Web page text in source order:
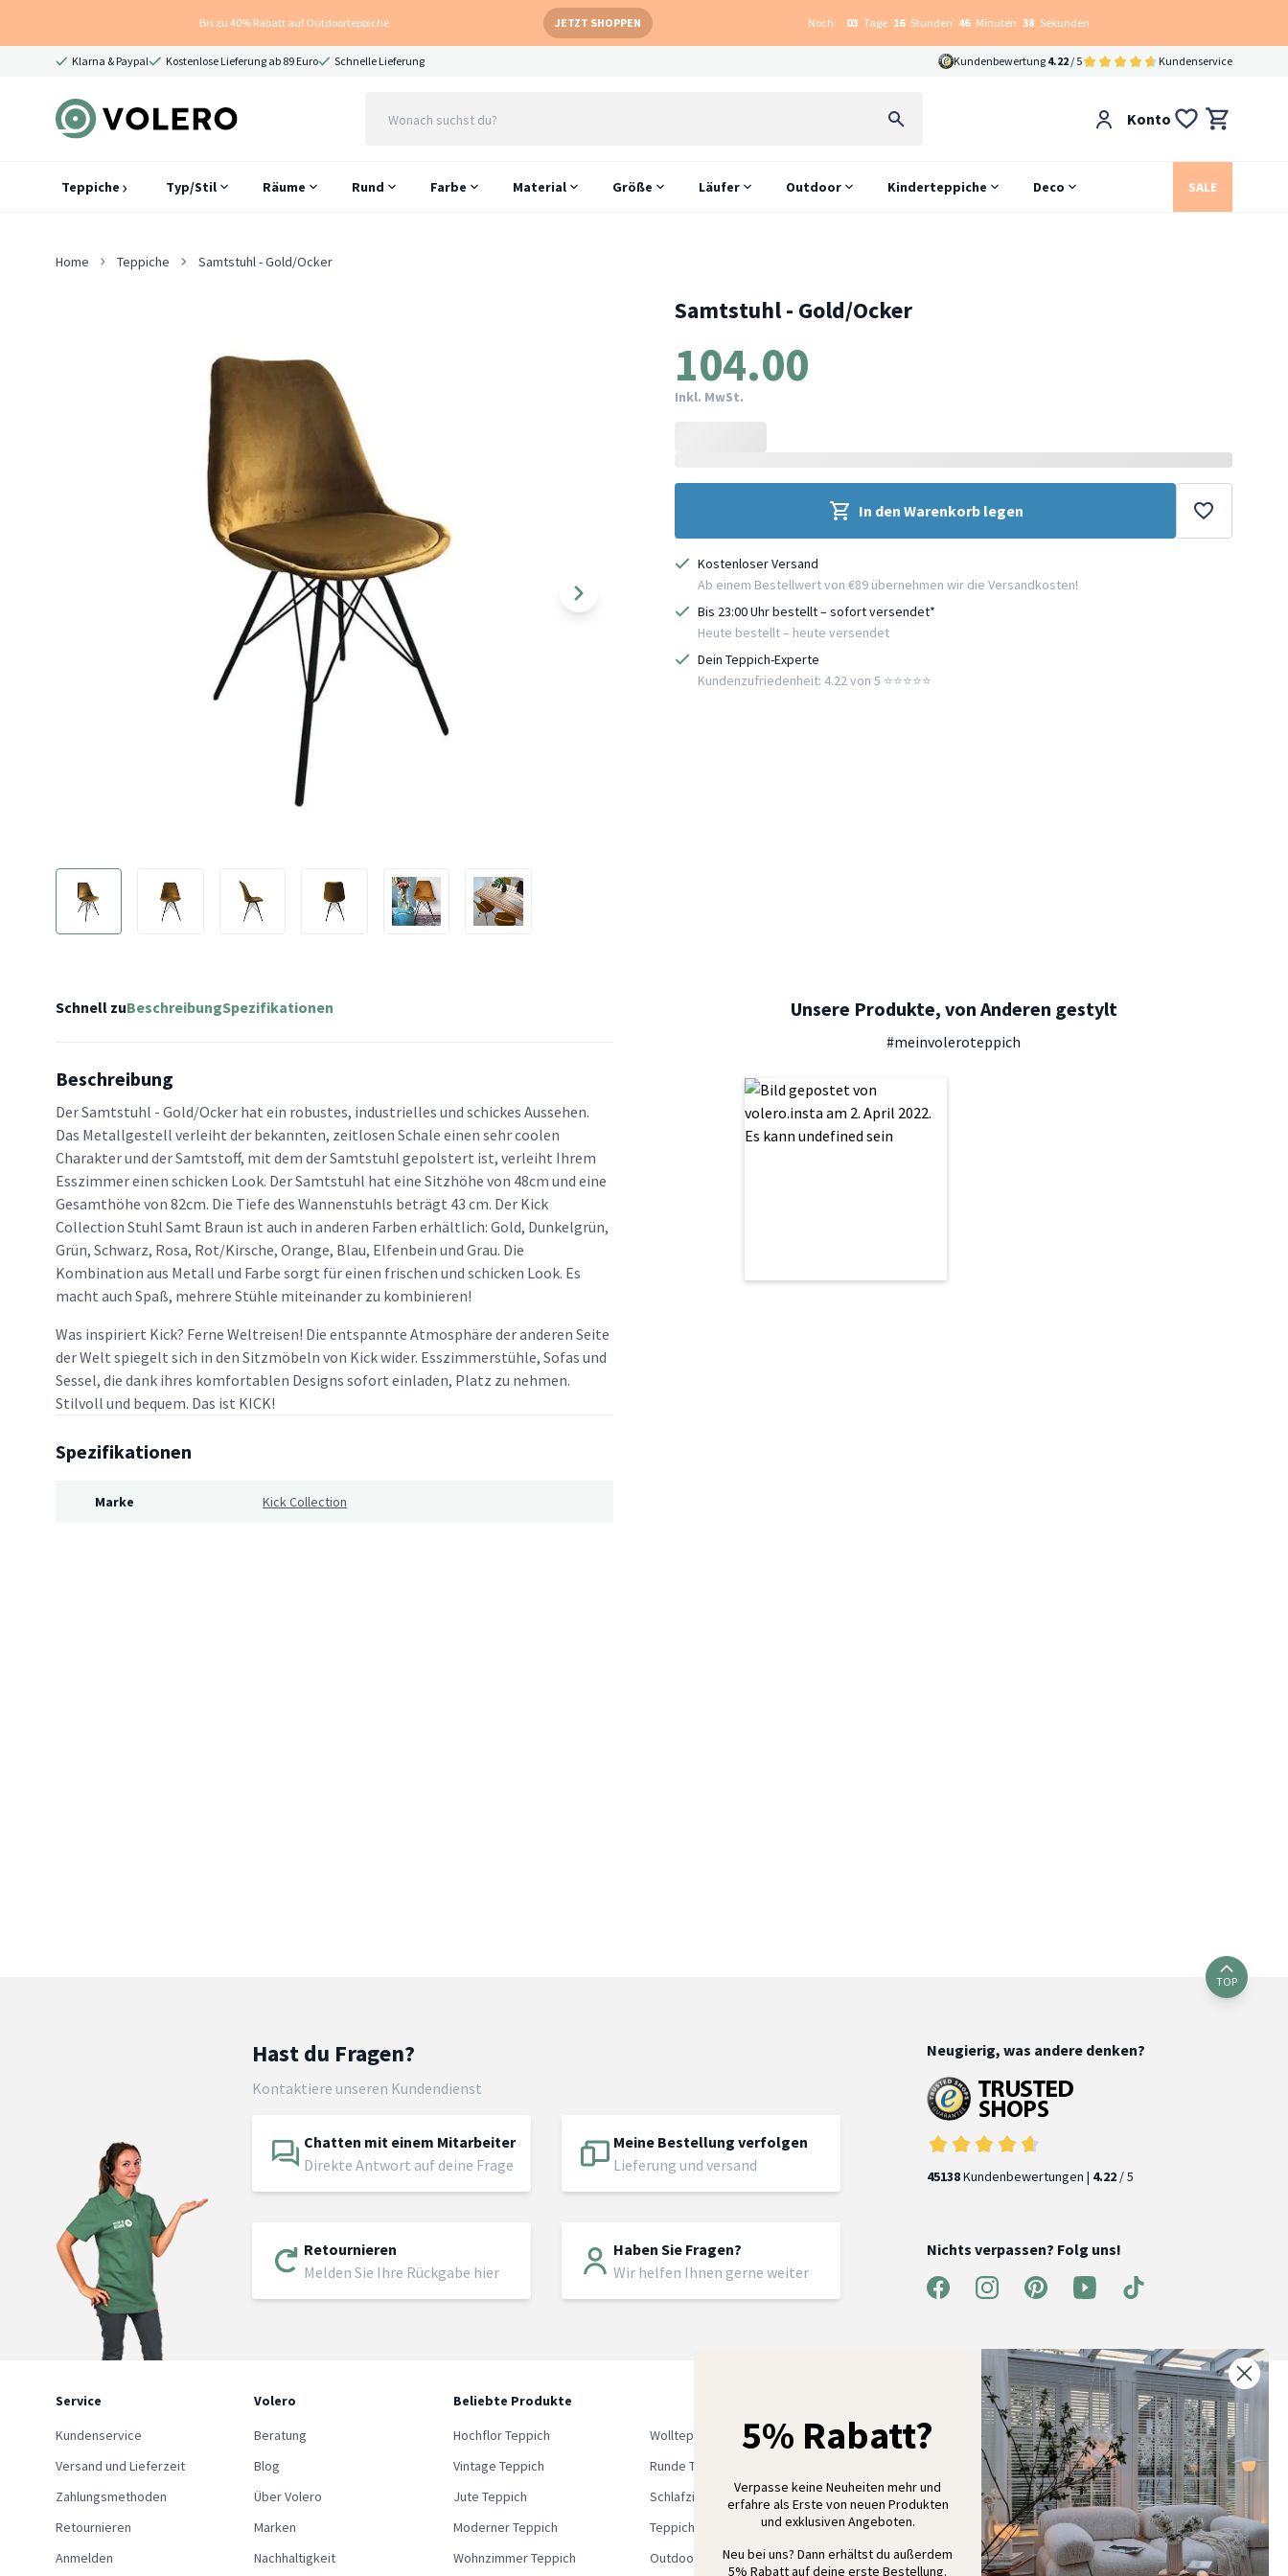
Bis zu 40% Rabatt auf Outdoorteppiche JETZT SHOPPEN Noch: 03 Tage 16 Stunden 46 Minuten 37 Sekunden
Klarna & Paypal Kostenlose Lieferung ab 89 Euro Schnelle Lieferung Kundenbewertung 4.22 / 5 Kundenservice
Konto
Teppiche Typ/Stil Räume Rund Farbe Material Größe Läufer Outdoor Kinderteppiche Deco SALE
Home Teppiche Samtstuhl - Gold/Ocker
Samtstuhl - Gold/Ocker
104.00
Inkl. MwSt.
In den Warenkorb legen
Kostenloser Versand
Ab einem Bestellwert von €89 übernehmen wir die Versandkosten!
Bis 23:00 Uhr bestellt – sofort versendet*
Heute bestellt – heute versendet
Dein Teppich-Experte
Kundenzufriedenheit: 4.22 von 5 ⭐️⭐️⭐️⭐️⭐️
Schnell zuBeschreibungSpezifikationen
Beschreibung
Der Samtstuhl - Gold/Ocker hat ein robustes, industrielles und schickes Aussehen.
Das Metallgestell verleiht der bekannten, zeitlosen Schale einen sehr coolen
Charakter und der Samtstoff, mit dem der Samtstuhl gepolstert ist, verleiht Ihrem
Esszimmer einen schicken Look. Der Samtstuhl hat eine Sitzhöhe von 48cm und eine
Gesamthöhe von 82cm. Die Tiefe des Wannenstuhls beträgt 43 cm. Der Kick
Collection Stuhl Samt Braun ist auch in anderen Farben erhältlich: Gold, Dunkelgrün,
Grün, Schwarz, Rosa, Rot/Kirsche, Orange, Blau, Elfenbein und Grau. Die
Kombination aus Metall und Farbe sorgt für einen frischen und schicken Look. Es
macht auch Spaß, mehrere Stühle miteinander zu kombinieren!
Was inspiriert Kick? Ferne Weltreisen! Die entspannte Atmosphäre der anderen Seite
der Welt spiegelt sich in den Sitzmöbeln von Kick wider. Esszimmerstühle, Sofas und
Sessel, die dank ihres komfortablen Designs sofort einladen, Platz zu nehmen.
Stilvoll und bequem. Das ist KICK!
Spezifikationen
Marke Kick Collection
Unsere Produkte, von Anderen gestylt
#meinvoleroteppich
TOP
Hast du Fragen?
Kontaktiere unseren Kundendienst
Chatten mit einem Mitarbeiter
Direkte Antwort auf deine Frage
Meine Bestellung verfolgen
Lieferung und versand
Retournieren
Melden Sie Ihre Rückgabe hier
Haben Sie Fragen?
Wir helfen Ihnen gerne weiter
Neugierig, was andere denken?
45138Kundenbewertungen | 4.22 / 5
Nichts verpassen? Folg uns!
Service
Kundenservice
Versand und Lieferzeit
Zahlungsmethoden
Retournieren
Anmelden
Volero
Beratung
Blog
Über Volero
Marken
Nachhaltigkeit
Beliebte Produkte
Hochflor Teppich
Wollteppich
Vintage Teppich
Runde Teppich
Jute Teppich
Schlafzimmer Teppich
Moderner Teppich
Teppich Outlet
Wohnzimmer Teppich
Outdoor Teppich
5% Rabatt auf deine erste Bestellung
Melde dich für unseren Newsletter an und entdecke neue
Kollektionen, Angebote und Wohnideen als Erstes
Anmelden
5% Rabatt?
Verpasse keine Neuheiten mehr und
erfahre als Erste von neuen Produkten
und exklusiven Angeboten.
Neu bei uns? Dann erhältst du außerdem
5% Rabatt auf deine erste Bestellung.